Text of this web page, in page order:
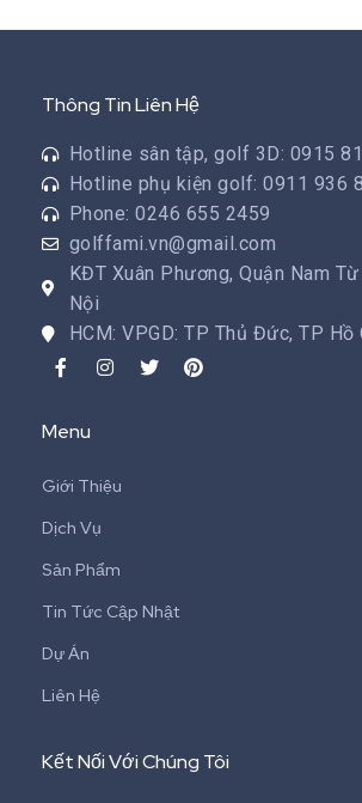
Thông Tin Liên Hệ
Hotline sân tập, golf 3D: 0915
Hotline phụ kiện golf: 0911 936
Phone: 0246 655 2459
golffami.vn@gmail.com
KĐT Xuân Phương, Quận Nam
Nội
HCM: VPGD: TP Thủ Đức, TP Hồ
Menu
Giới Thiệu
Dịch Vụ
Sản Phẩm
Tin Tức Cập Nhật
Dự Án
Liên Hệ
Kết Nối Với Chúng Tôi